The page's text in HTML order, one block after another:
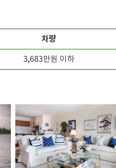
차량
3,683만원 이하